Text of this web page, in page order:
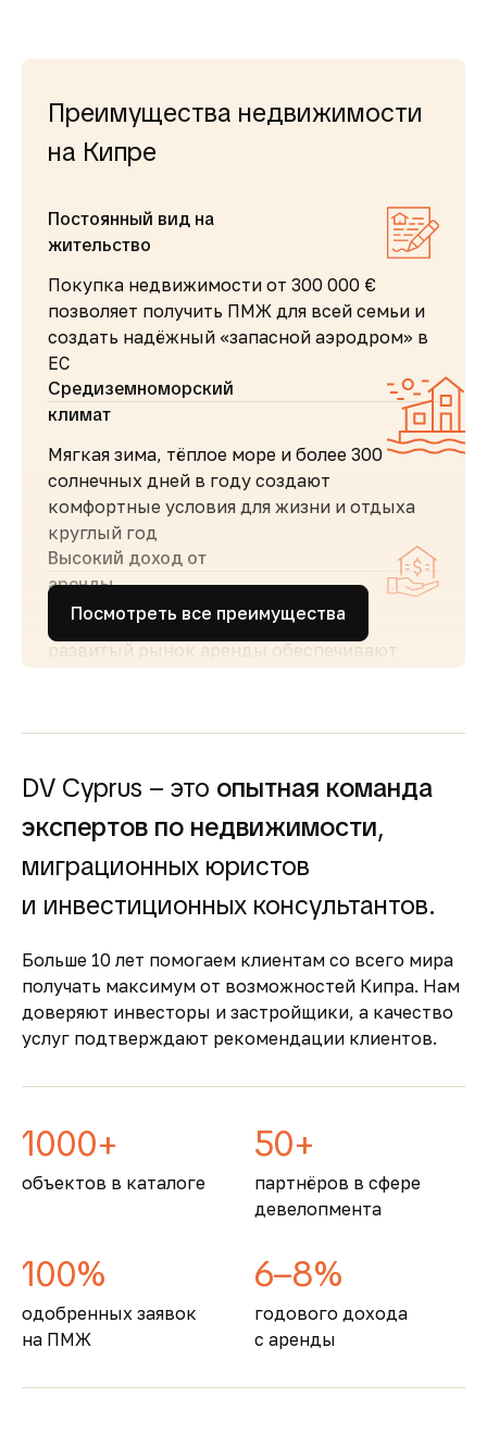
Преимущества недвижимости
на Кипре
Постоянный вид на
жительство
Покупка недвижимости от 300 000 €
позволяет получить ПМЖ для всей семьи и
создать надёжный «запасной аэродром» в
ЕС
Средиземноморский
климат
Мягкая зима, тёплое море и более 300
солнечных дней в году создают
комфортные условия для жизни и отдыха
круглый год
Высокий доход от
аренды
Стабильный туристический поток и
развитый рынок аренды обеспечивают
Простота покупки и
Покупка недвижимости на Кипре
сопровождается понятными юридическими
процедурами и минимальной бюрократией,
что делает процесс быстрым и безопасным
Безопасность и качество
Кипр входит в число самых безопасных
стран Европы, предлагая развитую
инфраструктуру, качественную медицину и
образование
Посмотреть все преимущества
DV Cyprus – это опытная команда
экспертов по недвижимости,
миграционных юристов
и инвестиционных консультантов.
Больше 10 лет помогаем клиентам со всего мира
получать максимум от возможностей Кипра. Нам
доверяют инвесторы и застройщики, а качество
услуг подтверждают рекомендации клиентов.
1000+
объектов в каталоге
50+
партнёров в сфере
девелопмента
100%
одобренных заявок
на ПМЖ
6–8%
годового дохода
с аренды